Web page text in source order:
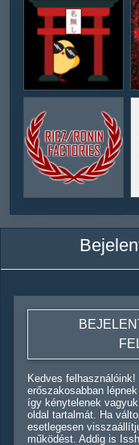
Kedves
erőszakosabban
így kénytelenek
oldal tartalmát. Ha
esetlegesen
működést. Addig is